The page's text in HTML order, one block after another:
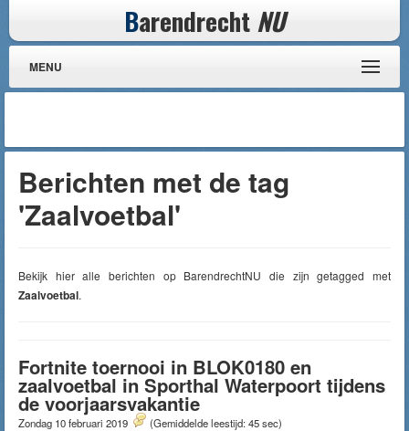
Barendrecht NU
MENU
Berichten met de tag
'Zaalvoetbal'
Bekijk hier alle berichten op BarendrechtNU die zijn getagged met
Zaalvoetbal.
Fortnite toernooi in BLOK0180 en
zaalvoetbal in Sporthal Waterpoort tijdens
de voorjaarsvakantie
Zondag 10 februari 2019 (Gemiddelde leestijd: 45 sec)